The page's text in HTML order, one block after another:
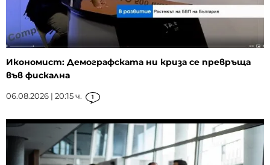
Икономист: Демографската ни криза се превръща
във фискална
06.08.2026 | 20:15 ч. 1